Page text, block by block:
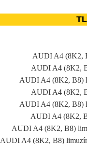
AUDI A4 (8K2,
AUDI A4 (8K2,
AUDI A4 (8K2, B8)
AUDI A4 (8K2,
AUDI A4 (8K2, B8)
AUDI A4 (8K2,
AUDI A4 (8K2, B8)
AUDI A4 (8K2, B8)